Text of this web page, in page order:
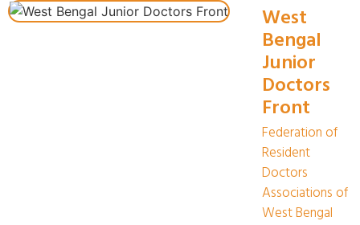
West
Bengal
Junior
Doctors
Front
Federation of
Resident
Doctors
Associations of
West Bengal